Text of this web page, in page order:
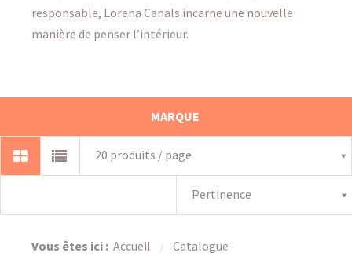
responsable, Lorena Canals incarne une nouvelle
manière de penser l’intérieur.
MARQUE
20 produits / page
Pertinence
Vous êtes ici : Accueil
Catalogue